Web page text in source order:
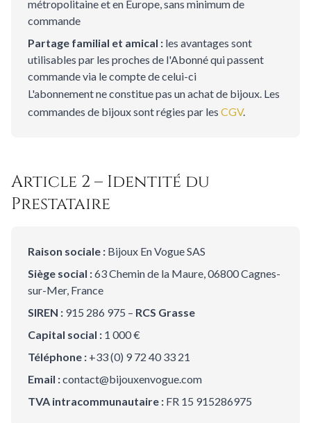
métropolitaine et en Europe, sans minimum de
commande
Partage familial et amical : les avantages sont
utilisables par les proches de l'Abonné qui passent
commande via le compte de celui-ci
L'abonnement ne constitue pas un achat de bijoux. Les
commandes de bijoux sont régies par les CGV.
Article 2 – Identité du
Prestataire
Raison sociale : Bijoux En Vogue SAS
Siège social :63 Chemin de la Maure, 06800 Cagnes-
sur-Mer, France
SIREN : 915 286 975 – RCS Grasse
Capital social : 1 000 €
Téléphone : +33 (0) 9 72 40 33 21
Email :contact@bijouxenvogue.com
TVA intracommunautaire : FR 15 915286975